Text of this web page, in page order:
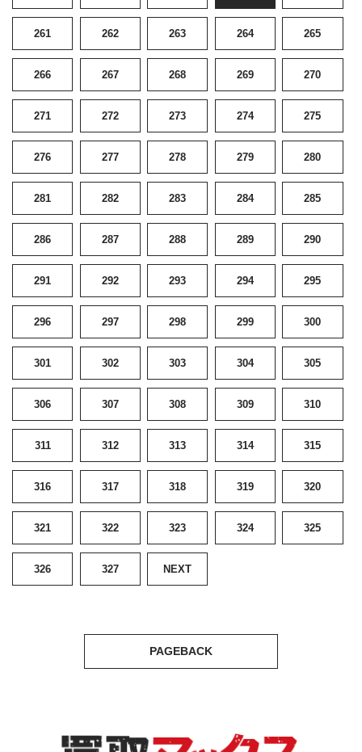
261 262 263 264 265
266 267 268 269 270
271 272 273 274 275
276 277 278 279 280
281 282 283 284 285
286 287 288 289 290
291 292 293 294 295
296 297 298 299 300
301 302 303 304 305
306 307 308 309 310
311 312 313 314 315
316 317 318 319 320
321 322 323 324 325
326 327 NEXT
PAGEBACK